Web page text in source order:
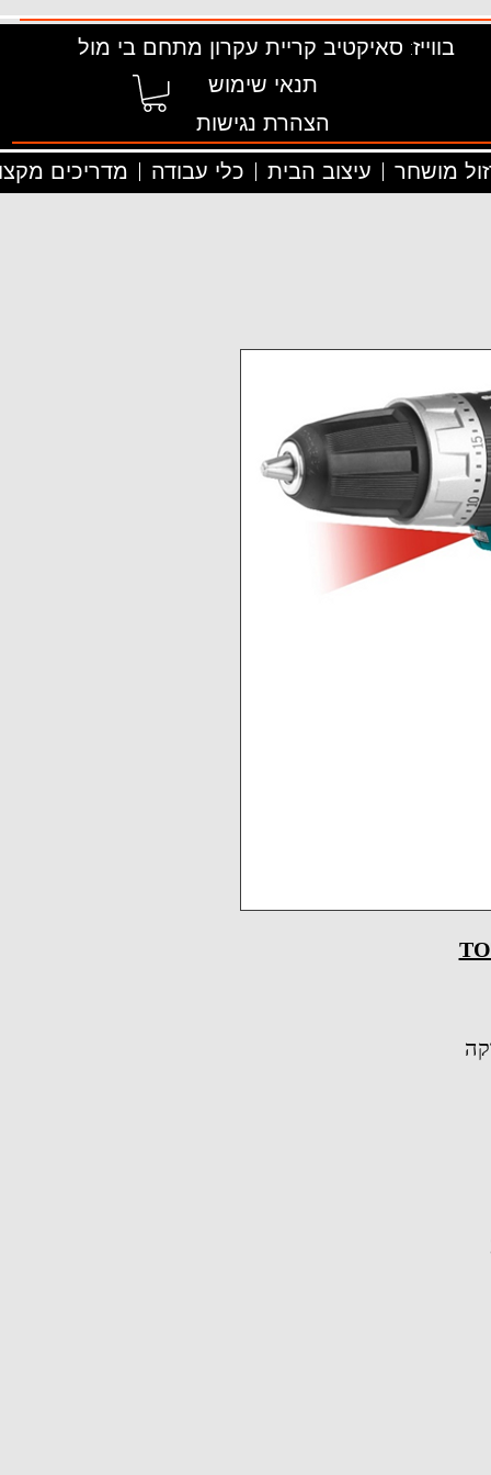
בווייז: סאיקטיב קריית עקרון מתחם בי מול
תנאי שימוש
הצהרת נגישות
מדריכים כלי עבודה עיצוב הבית מושחר